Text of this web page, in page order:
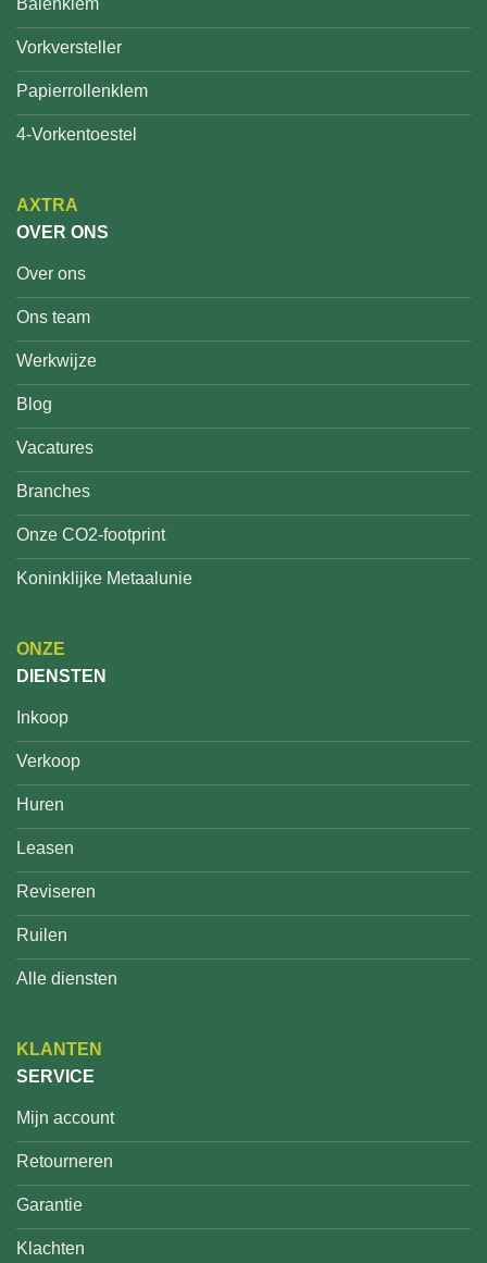
Balenklem
Vorkversteller
Papierrollenklem
4-Vorkentoestel
AXTRA
OVER ONS
Over ons
Ons team
Werkwijze
Blog
Vacatures
Branches
Onze CO2-footprint
Koninklijke Metaalunie
ONZE
DIENSTEN
Inkoop
Verkoop
Huren
Leasen
Reviseren
Ruilen
Alle diensten
KLANTEN
SERVICE
Mijn account
Retourneren
Garantie
Klachten